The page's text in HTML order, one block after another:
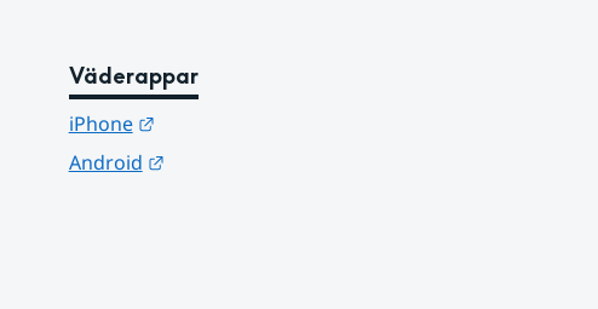
Väderappar
iPhone
Länk till annan webbplats.
Android
Länk till annan webbplats.